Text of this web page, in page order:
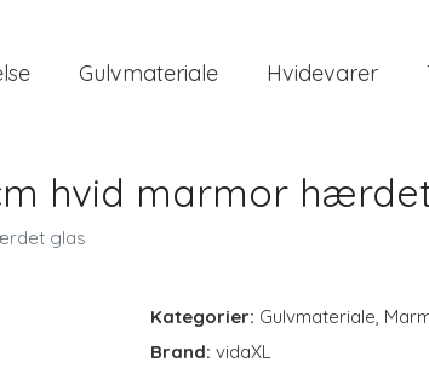
Gulvmateriale Hvidevarer
hvid marmor
glas
Kategorier: Gulvmateriale,
Brand: vidaXL